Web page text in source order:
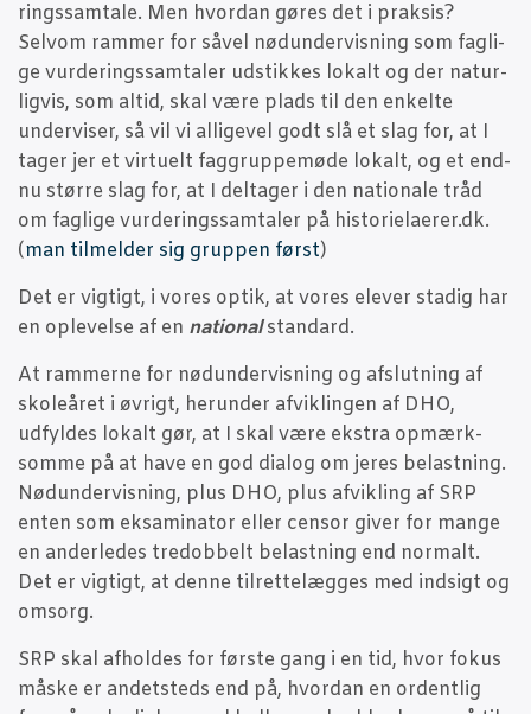
rings­sam­ta­le. Men hvor­dan gøres det i prak­sis?
Selv­om ram­mer for såvel nødun­der­vis­ning som fag­li­
ge vur­de­rings­sam­ta­ler udstik­kes lokalt og der natur­
lig­vis, som altid, skal være plads til den enkel­te
under­vi­ser, så vil vi alli­ge­vel godt slå et slag for, at I
tager jer et vir­tu­elt fag­grup­pe­mø­de lokalt, og et end­
nu stør­re slag for, at I del­ta­ger i den natio­na­le tråd
om fag­li­ge vur­de­rings­sam­ta­ler på historielaerer.dk.
(man til­mel­der sig grup­pen først)
Det er vig­tigt, i vores optik, at vores ele­ver sta­dig har
en ople­vel­se af en natio­nalstan­dard.
At ram­mer­ne for nødun­der­vis­ning og afslut­ning af
sko­le­å­ret i øvrigt, her­un­der afvik­lin­gen af DHO,
udfyl­des lokalt gør, at I skal være ekstra opmærk­
som­me på at have en god dia­log om jeres belast­ning.
Nødun­der­vis­ning, plus DHO, plus afvik­ling af SRP
enten som eksa­mi­na­tor eller cen­sor giver for man­ge
en ander­le­des tredob­belt belast­ning end nor­malt.
Det er vig­tigt, at den­ne til­ret­te­læg­ges med ind­sigt og
omsorg.
SRP skal afhol­des for før­ste gang i en tid, hvor fokus
måske er andet­steds end på, hvor­dan en ordent­lig